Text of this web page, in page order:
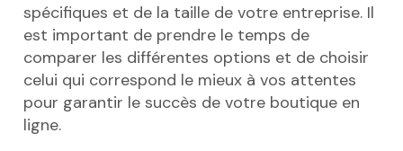
spécifiques et de la taille de votre entreprise. Il
est important de prendre le temps de
comparer les différentes options et de choisir
celui qui correspond le mieux à vos attentes
pour garantir le succès de votre boutique en
ligne.